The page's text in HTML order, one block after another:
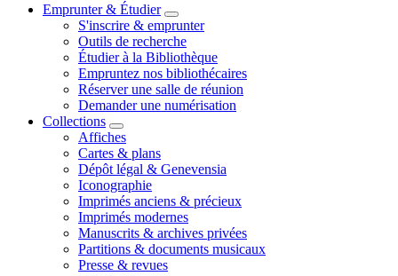
Emprunter & Étudier
S'inscrire & emprunter
Outils de recherche
Étudier à la Bibliothèque
Empruntez nos bibliothécaires
Réserver une salle de réunion
Demander une numérisation
Collections
Affiches
Cartes & plans
Dépôt légal & Genevensia
Iconographie
Imprimés anciens & précieux
Imprimés modernes
Manuscrits & archives privées
Partitions & documents musicaux
Presse & revues